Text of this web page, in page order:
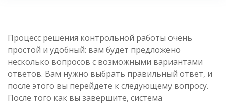
Процесс решения контрольной работы очень
простой и удобный: вам будет предложено
несколько вопросов с возможными вариантами
ответов. Вам нужно выбрать правильный ответ, и
после этого вы перейдете к следующему вопросу.
После того как вы завершите, система